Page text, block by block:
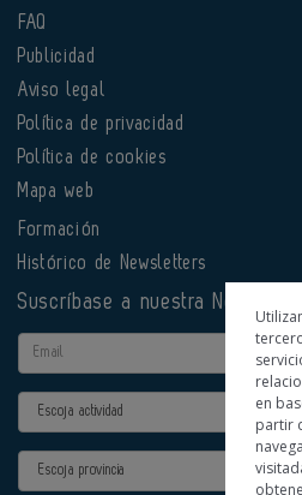
FAQ
Publicidad
Aviso legal
Política de privacidad
Política de cookies
Mapa web
Formación
Histórico de Newsletters
Suscríbase a nuestra Newsletter
Email
Actividad
Provincia
en
partir